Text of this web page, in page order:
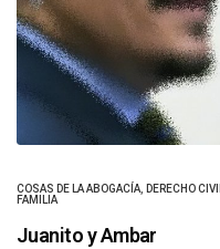
COSAS DE LA ABOGACÍA DERECHO CIVIL
FAMILIA
Juanito y Ambar